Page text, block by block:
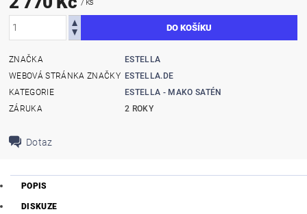
ZNAČKA
ESTELLA
WEBOVÁ STRÁNKA ZNAČKY ESTELLA.DE
KATEGORIE
ESTELLA - MAKO SATÉN
ZÁRUKA
2 ROKY
Dotaz
POPIS
DISKUZE